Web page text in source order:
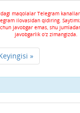
maqolalar Telegram
ilovasidan qidiring.
javobgar emas, shu
javobgarlik o'z zimangizda.
»